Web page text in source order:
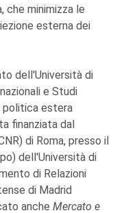
che minimizza le
esterna dei
dell'Università di
e Studi
politica estera
finanziata dal
di Roma, presso il
dell'Università di
di Relazioni
di Madrid
anche Mercato e